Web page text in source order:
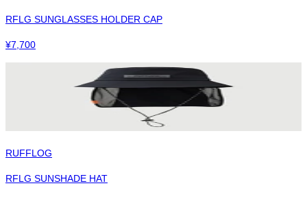
RFLG SUNGLASSES HOLDER CAP
¥7,700
RUFFLOG
RFLG SUNSHADE HAT